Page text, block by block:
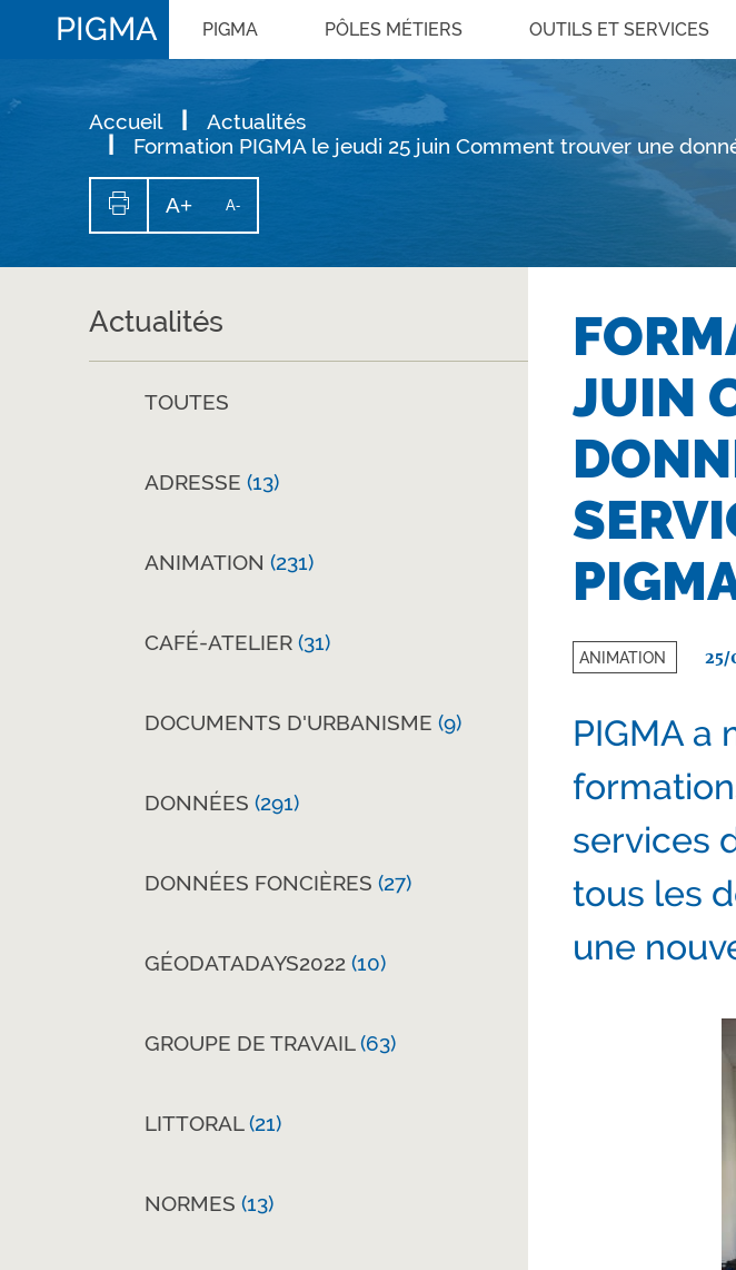
PIGMA PIGMA PÔLES MÉTIERS OUTILS ET SERVICES
Accueil
Actualités
Formation PIGMA le jeudi 25 juin Comment trouver une
Imprimer
page
A+ Augmenter
la
A-
taille
texte
Actualités
TOUTES
ADRESSE (13)
ANIMATION (231)
CAFÉ-ATELIER (31)
DOCUMENTS D'URBANISME (9)
DONNÉES (291)
DONNÉES FONCIÈRES (27)
GÉODATADAYS2022 (10)
GROUPE DE TRAVAIL(63)
LITTORAL(21)
NORMES (13)
JUIN
ANIMATION 25/
PIGMA a
services
tous les
une